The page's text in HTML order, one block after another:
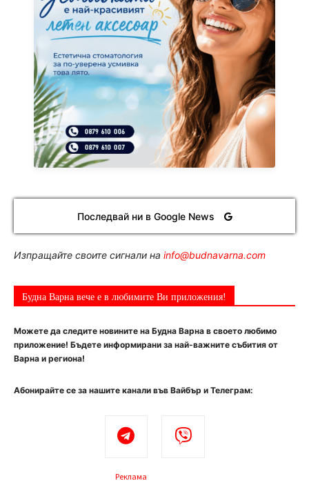
Последвай ни в Google News
Изпращайте своите сигнали на info@budnavarna.com
Будна Варна вече е в любимите Ви приложения!
Можете да следите новините на Будна Варна в своето любимо
приложение! Бъдете информирани за най-важните събития от
Варна и региона!
Абонирайте се за нашите канали във Вайбър и Телеграм:
Реклама